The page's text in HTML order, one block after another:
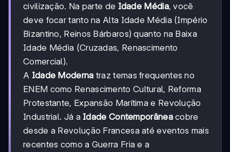
civilização. Na parte de Idade Média, você
deve focar tanto na Alta Idade Média (Império
Bizantino, Reinos Bárbaros) quanto na Baixa
Idade Média (Cruzadas, Renascimento
Comercial).
A Idade Moderna traz temas frequentes no
ENEM como Renascimento Cultural, Reforma
Protestante, Expansão Marítima e Revolução
Industrial. Já a Idade Contemporâneacobre
desde a Revolução Francesa até eventos mais
recentes como a Guerra Fria e a